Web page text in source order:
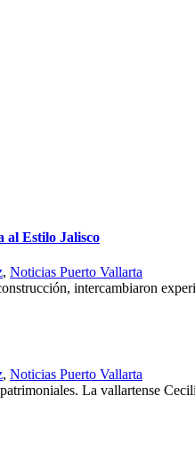
al Estilo Jalisco
, Noticias Puerto Vallarta
intercambiaron
, Noticias Puerto Vallarta
La vallartense